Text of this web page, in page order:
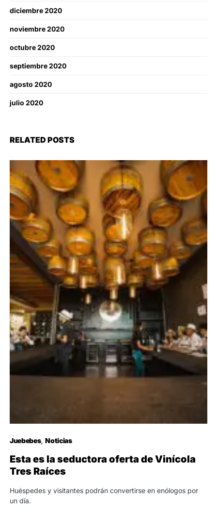
diciembre 2020
noviembre 2020
octubre 2020
septiembre 2020
agosto 2020
julio 2020
RELATED POSTS
Juebebes Noticias
Esta es la seductora oferta de Vinícola
Tres Raíces
Huéspedes y visitantes podrán convertirse en enólogos por
un día.